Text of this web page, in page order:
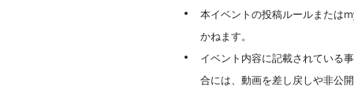
本イベントの投稿ルールまたは
かねます。
イベント内容に記載されている
合には、動画を差し戻しや非公